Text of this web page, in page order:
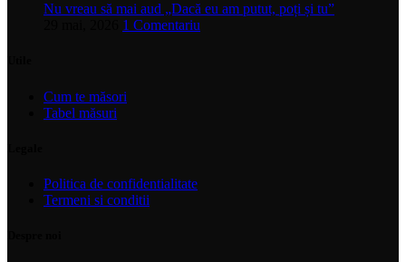
Nu vreau să mai aud „Dacă eu am putut, poți și tu”
1 Comentariu
Cum te măsori
Tabel măsuri
Politica de confidentialitate
Termeni si conditii